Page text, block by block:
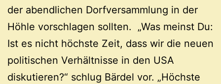
der abendlichen Dorfversammlung in der
Höhle vorschlagen sollten. „Was meinst Du:
Ist es nicht höchste Zeit, dass wir die neuen
politischen Verhältnisse in den USA
diskutieren?“ schlug Bärdel vor. „Höchste